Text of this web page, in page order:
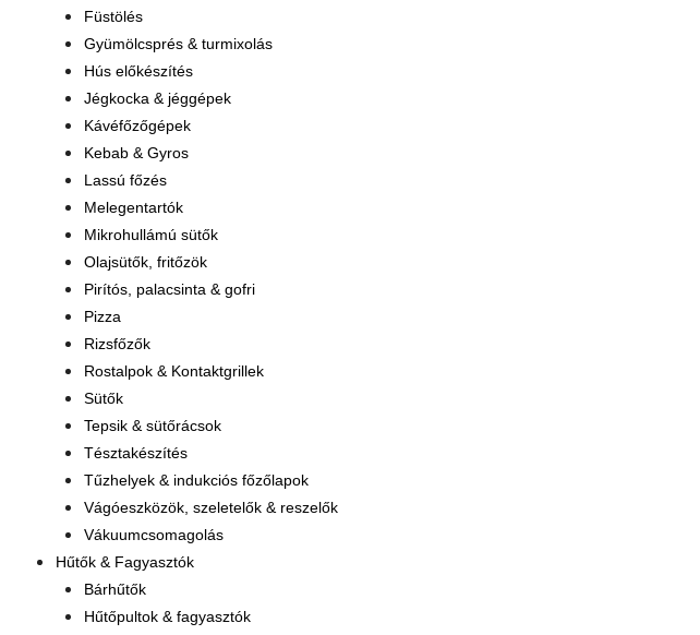
Füstölés
Gyümölcsprés & turmixolás
Hús előkészítés
Jégkocka & jéggépek
Kávéfőzőgépek
Kebab & Gyros
Lassú főzés
Melegentartók
Mikrohullámú sütők
Olajsütők, fritőzök
Pirítós, palacsinta & gofri
Pizza
Rizsfőzők
Rostalpok & Kontaktgrillek
Sütők
Tepsik & sütőrácsok
Tésztakészítés
Tűzhelyek & indukciós főzőlapok
Vágóeszközök, szeletelők & reszelők
Vákuumcsomagolás
Hűtők & Fagyasztók
Bárhűtők
Hűtőpultok & fagyasztók